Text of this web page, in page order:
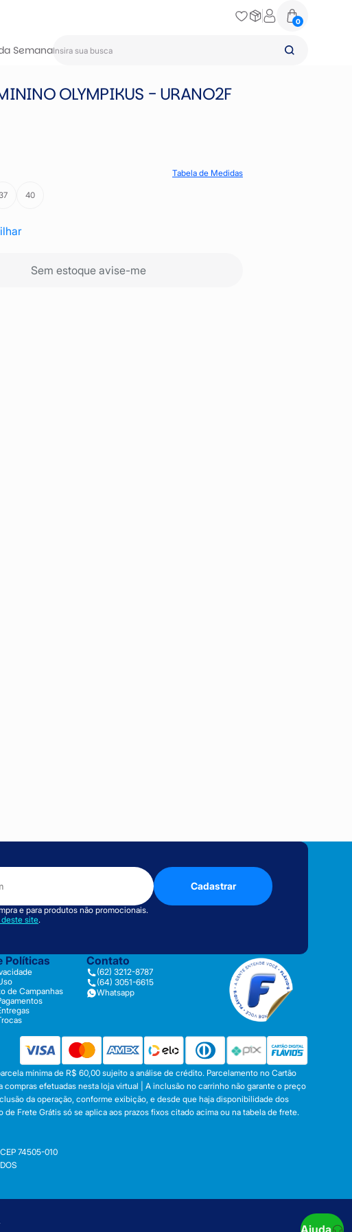
0
Semana
OLYMPIKUS - URANO2F
Tabela de Medidas
40
Sem estoque avise-me
Cadastrar
e para produtos não promocionais.
deste site.
Políticas
de Campanhas
Contato
(62) 3212-8787
(64) 3051-6615
Whatsapp
mínima de R$ 60,00 sujeito a análise de crédito. Parcelamento no Cartão
efetuadas nesta loja virtual | A inclusão no carrinho não garante o preço
da operação, conforme exibição, e desde que haja disponibilidade dos
Frete Grátis só se aplica aos prazos fixos citado acima ou na tabela de frete.
74505-010
Ajuda